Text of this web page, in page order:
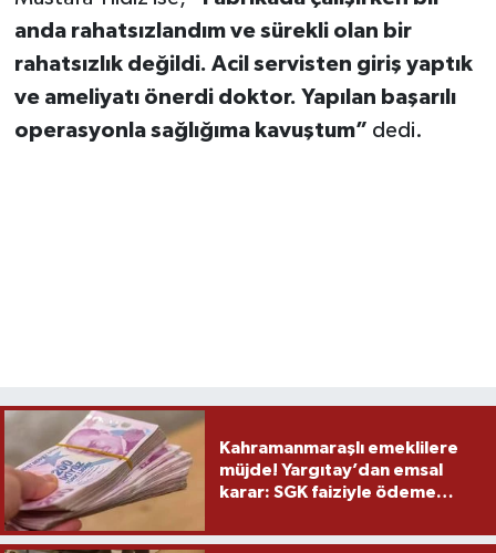
anda rahatsızlandım ve sürekli olan bir
rahatsızlık değildi. Acil servisten giriş yaptık
ve ameliyatı önerdi doktor. Yapılan başarılı
operasyonla sağlığıma kavuştum” dedi.
Kahramanmaraşlı emeklilere
müjde! Yargıtay’dan emsal
karar: SGK faiziyle ödeme